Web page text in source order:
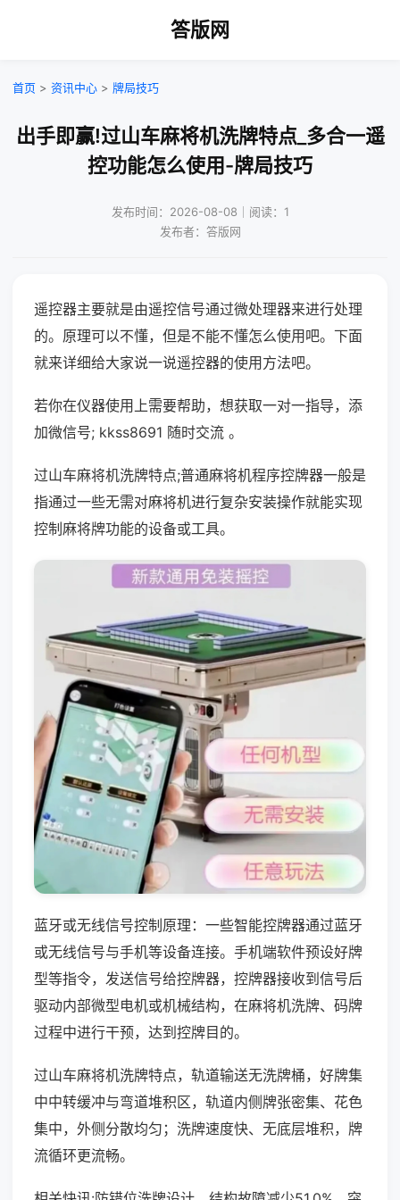
答版网
首页 > 资讯中心 > 牌局技巧
出手即赢!过山车麻将机洗牌特点_多合一遥
控功能怎么使用-牌局技巧
发布时间：2026-08-08｜阅读：1
发布者：答版网
遥控器主要就是由遥控信号通过微处理器来进行处理
的。原理可以不懂，但是不能不懂怎么使用吧。下面
就来详细给大家说一说遥控器的使用方法吧。
若你在仪器使用上需要帮助，想获取一对一指导，添
加微信号; kkss8691 随时交流 。
过山车麻将机洗牌特点;普通麻将机程序控牌器一般是
指通过一些无需对麻将机进行复杂安装操作就能实现
控制麻将牌功能的设备或工具。
蓝牙或无线信号控制原理：一些智能控牌器通过蓝牙
或无线信号与手机等设备连接。手机端软件预设好牌
型等指令，发送信号给控牌器，控牌器接收到信号后
驱动内部微型电机或机械结构，在麻将机洗牌、码牌
过程中进行干预，达到控牌目的。
过山车麻将机洗牌特点，轨道输送无洗牌桶，好牌集
中中转缓冲与弯道堆积区，轨道内侧牌张密集、花色
集中，外侧分散均匀；洗牌速度快、无底层堆积，牌
流循环更流畅。